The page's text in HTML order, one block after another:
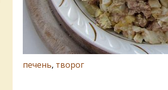
печень, творог